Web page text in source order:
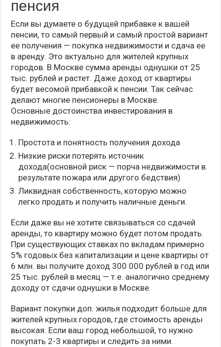
пенсия
Если вы думаете о будущей прибавке к вашей
пенсии, то самый первый и самый простой вариант
ее получения — покупка недвижимости и сдача ее
в аренду. Это актуально для жителей крупных
городов. В Москве сумма аренды однушки от 25
тыс. рублей и растет. Даже доход от квартиры
будет весомой прибавкой к пенсии. Так сейчас
делают многие пенсионеры в Москве.
Основные достоинства инвестирования в
недвижимость:
Простота и понятность получения дохода
Низкие риски потерять источник
дохода(основной риск — порча недвижимости в
результате пожара или другого бедствия)
Ликвидная собственность, которую можно
легко продать и получить наличные деньги.
Если даже вы не хотите связываться со сдачей
аренды, то квартиру можно будет потом продать.
При существующих ставках по вкладам примерно
5% годовых без капитализации и цене квартиры от
6 млн. вы получите доход 300 000 рублей в год или
25 тыс. рублей в месяц — т.е. аналогично среднему
доходу от сдачи однушки в Москве.
Вариант покупки доп. жилья подходит больше для
жителей крупных городов, где стоимость аренды
высокая. Если ваш город небольшой, то нужно
покупать 2-3 квартиры и следить за ними.